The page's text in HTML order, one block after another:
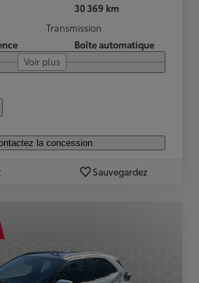
30 369 km
Transmission
Boîte automatique
Voir plus
la concession
Sauvegardez